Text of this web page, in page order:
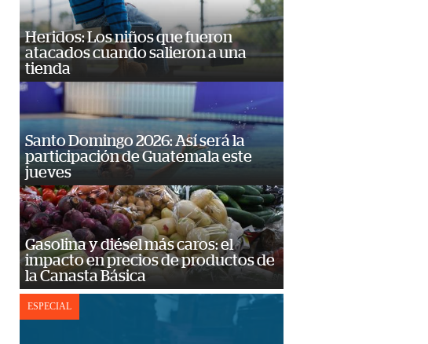
Heridos: Los niños que fueron
atacados cuando salieron a una
tienda
Santo Domingo 2026: Así será la
participación de Guatemala este
jueves
Gasolina y diésel más caros: el
impacto en precios de productos de
la Canasta Básica
ESPECIAL